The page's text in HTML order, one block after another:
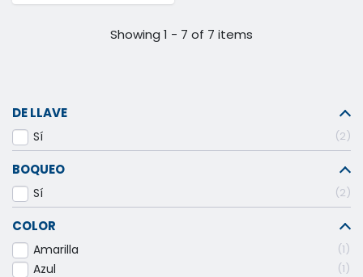
Showing 1 - 7 of 7 items
DE LLAVE
Sí 2
BOQUEO
Sí 2
COLOR
Amarilla 1
Azul 1